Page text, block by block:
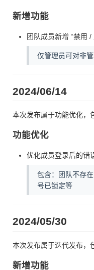
新增功能
团队成员新增 “禁用 /
仅管理员可对非
2024/06/14
本次发布属于功能优化，
功能优化
优化成员登录后的错
包含：团队不存
号已锁定等
2024/05/30
本次发布属于迭代发布，
新增功能